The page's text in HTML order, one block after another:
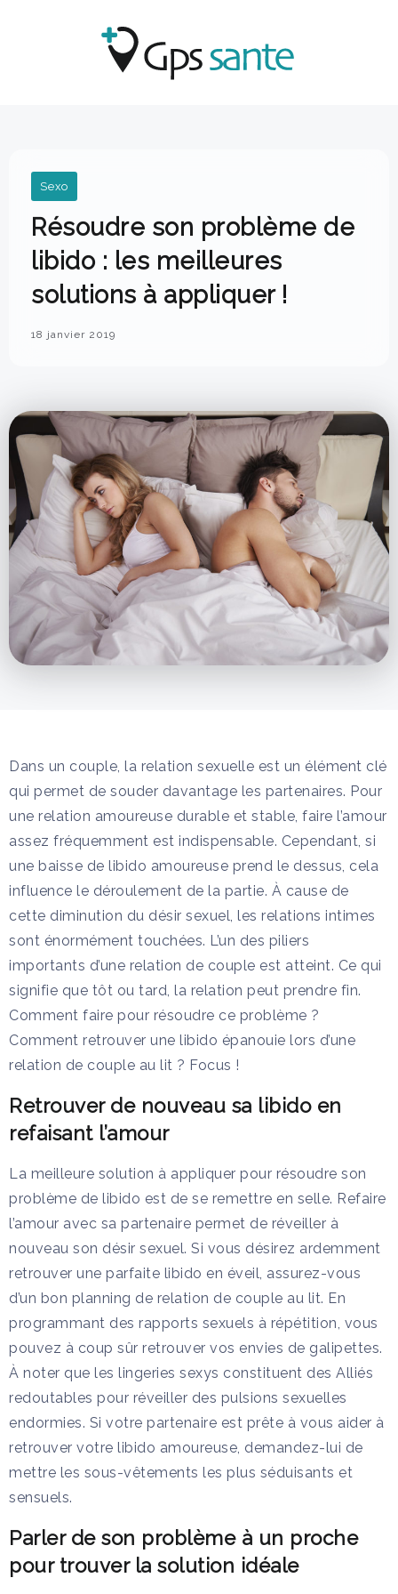
Sexo
Résoudre son problème de
libido : les meilleures
solutions à appliquer !
18 janvier 2019
Dans un couple, la relation sexuelle est un élément clé
qui permet de souder davantage les partenaires. Pour
une relation amoureuse durable et stable, faire l’amour
assez fréquemment est indispensable. Cependant, si
une baisse de libido amoureuse prend le dessus, cela
influence le déroulement de la partie. À cause de
cette diminution du désir sexuel, les relations intimes
sont énormément touchées. L’un des piliers
importants d’une relation de couple est atteint. Ce qui
signifie que tôt ou tard, la relation peut prendre fin.
Comment faire pour résoudre ce problème ?
Comment retrouver une libido épanouie lors d’une
relation de couple au lit ? Focus !
Retrouver de nouveau sa libido en
refaisant l’amour
La meilleure solution à appliquer pour résoudre son
problème de libido est de se remettre en selle. Refaire
l’amour avec sa partenaire permet de réveiller à
nouveau son désir sexuel. Si vous désirez ardemment
retrouver une parfaite libido en éveil, assurez-vous
d’un bon planning de relation de couple au lit. En
programmant des rapports sexuels à répétition, vous
pouvez à coup sûr retrouver vos envies de galipettes.
À noter que les lingeries sexys constituent des Alliés
redoutables pour réveiller des pulsions sexuelles
endormies. Si votre partenaire est prête à vous aider à
retrouver votre libido amoureuse, demandez-lui de
mettre les sous-vêtements les plus séduisants et
sensuels.
Parler de son problème à un proche
pour trouver la solution idéale